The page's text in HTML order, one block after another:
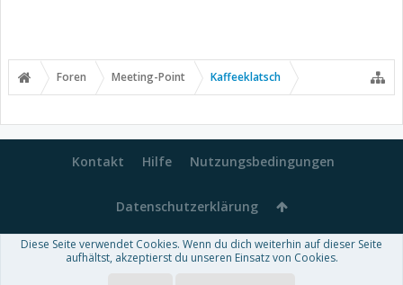
Foren Meeting-Point Kaffeeklatsch
Kontakt Hilfe Nutzungsbedingungen
Datenschutzerklärung
Forum software by XenForo™-Deutsch von xenDach
Diese Seite verwendet Cookies. Wenn du dich weiterhin auf dieser Seite
aufhältst, akzeptierst du unseren Einsatz von Cookies.